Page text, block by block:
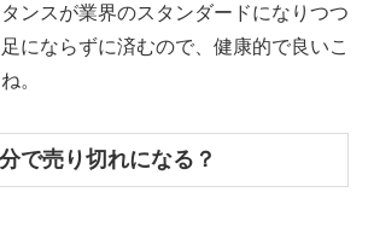
ンスが業界のスタンダードになりつつ
にならずに済むので、健康的で良いこ
。
で売り切れになる？